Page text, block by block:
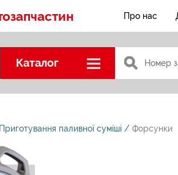
Про нас
Каталог
Приготування паливної суміші Форсунки